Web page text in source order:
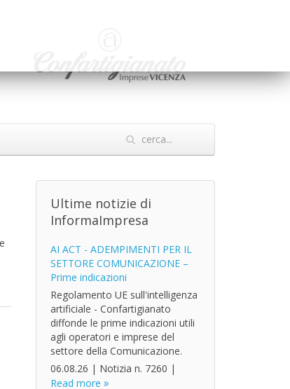
Ultime notizie di
InformaImpresa
AI ACT - ADEMPIMENTI PER IL
SETTORE COMUNICAZIONE –
Prime indicazioni
Regolamento UE sull'intelligenza
artificiale - Confartigianato
diffonde le prime indicazioni utili
agli operatori e imprese del
settore della Comunicazione.
06.08.26 | Notizia n. 7260 |
Read more